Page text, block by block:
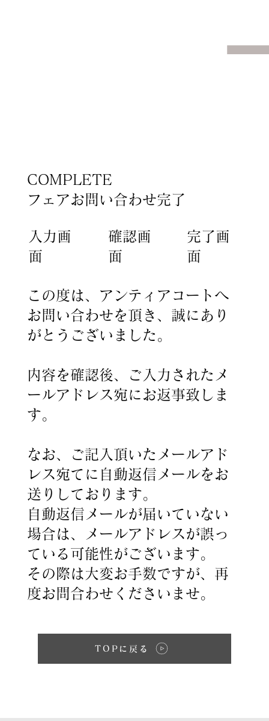
​入力画
面
確認画
面
​完了​画
面
COMPLETE
​フェアお問い合わせ完了
この度は、アンティアコートへ
お問い合わせを頂き、誠にあり
がとうございました。
内容を確認後、ご入力されたメ
ールアドレス宛にお返事致しま
す。
なお、ご記入頂いたメールアド
レス宛てに自動返信メールをお
送りしております。
自動返信メールが届いていない
場合は、メールアドレスが誤っ
ている可能性がございます。
その際は大変お手数ですが、再
度お問合わせくださいませ。
TOPに戻る